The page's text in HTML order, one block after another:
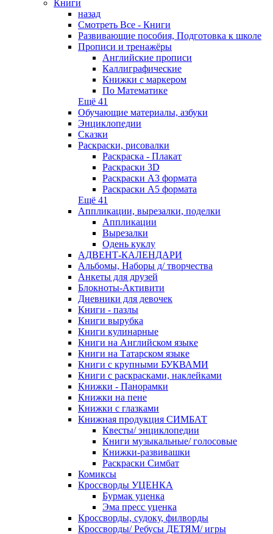
Книги
назад
Смотреть Все - Книги
Развивающие пособия, Подготовка к школе
Прописи и тренажёры
Английские прописи
Каллиграфические
Книжки с маркером
По Математике
Ещё 41
Обучающие материалы, азбуки
Энциклопедии
Сказки
Раскраски, рисовалки
Раскраска - Плакат
Раскраски 3D
Раскраски А3 формата
Раскраски А5 формата
Ещё 41
Аппликации, вырезалки, поделки
Аппликации
Вырезалки
Одень куклу
АДВЕНТ-КАЛЕНДАРИ
Альбомы, Наборы д/ творчества
Анкеты для друзей
Блокноты-Активити
Дневники для девочек
Книги - пазлы
Книги вырубка
Книги кулинарные
Книги на Английском языке
Книги на Татарском языке
Книги с крупными БУКВАМИ
Книги с раскрасками, наклейками
Книжки - Панорамки
Книжки на пене
Книжки с глазками
Книжная продукция СИМБАТ
Квесты/ энциклопедии
Книги музыкальные/ голосовые
Книжки-развивашки
Раскраски Симбат
Комиксы
Кроссворды УЦЕНКА
Бурмак уценка
Эма пресс уценка
Кроссворды, судоку, филворды
Кроссворды/ Ребусы ДЕТЯМ/ игры